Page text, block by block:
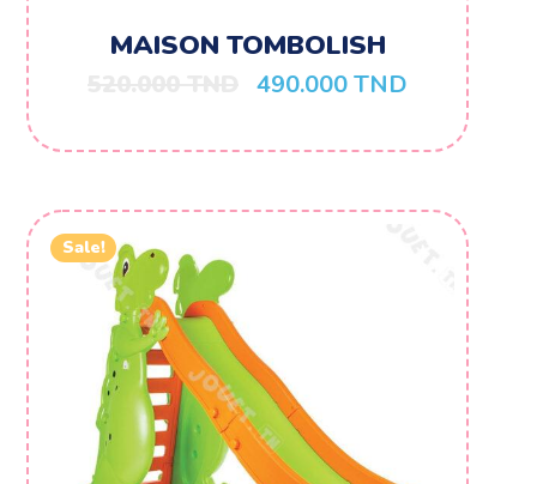
MAISON TOMBOLISH
490.000TND
Sale!